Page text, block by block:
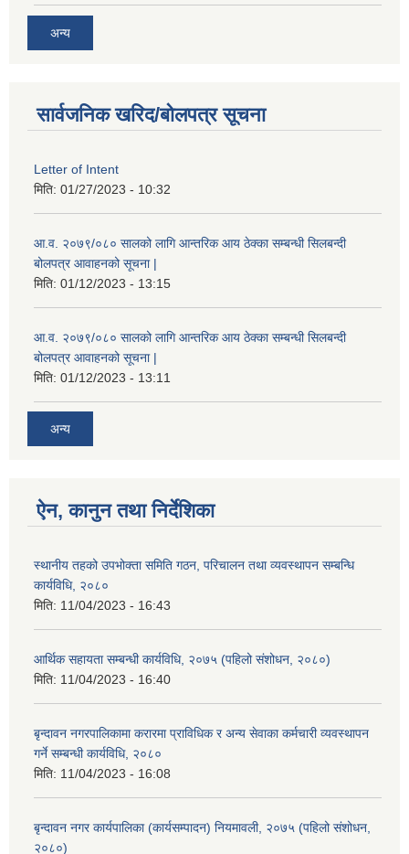
अन्य
सार्वजनिक खरिद/बोलपत्र सूचना
Letter of Intent
मिति: 01/27/2023 - 10:32
आ.व. २०७९/०८० सालको लागि आन्तरिक आय ठेक्का सम्बन्धी सिलबन्दी
बोलपत्र आवाहनको सूचना |
मिति: 01/12/2023 - 13:15
आ.व. २०७९/०८० सालको लागि आन्तरिक आय ठेक्का सम्बन्धी सिलबन्दी
बोलपत्र आवाहनको सूचना |
मिति: 01/12/2023 - 13:11
अन्य
ऐन, कानुन तथा निर्देशिका
स्थानीय तहको उपभोक्ता समिति गठन, परिचालन तथा व्यवस्थापन सम्बन्धि
कार्यविधि, २०८०
मिति: 11/04/2023 - 16:43
आर्थिक सहायता सम्बन्धी कार्यविधि, २०७५ (पहिलो संशोधन, २०८०)
मिति: 11/04/2023 - 16:40
बृन्दावन नगरपालिकामा करारमा प्राविधिक र अन्य सेवाका कर्मचारी व्यवस्थापन
गर्ने सम्बन्धी कार्यविधि, २०८०
मिति: 11/04/2023 - 16:08
बृन्दावन नगर कार्यपालिका (कार्यसम्पादन) नियमावली, २०७५ (पहिलो संशोधन,
२०८०)